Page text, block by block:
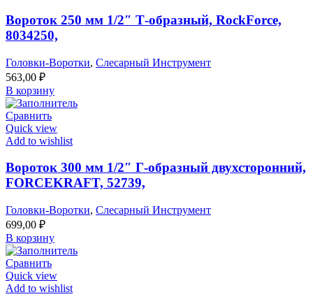
Вороток 250 мм 1/2″ Т-образный, RockForce,
8034250,
Головки-Воротки, Слесарный Инструмент
563,00 ₽
В корзину
Сравнить
Quick view
Add to wishlist
Вороток 300 мм 1/2″ Г-образный двухсторонний,
FORCEKRAFT, 52739,
Головки-Воротки, Слесарный Инструмент
699,00 ₽
В корзину
Сравнить
Quick view
Add to wishlist